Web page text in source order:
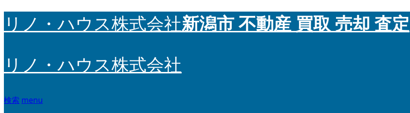
リノ・ハウス株式会社新潟市 不動産 買取 売却 査定
リノ・ハウス株式会社
検索 menu